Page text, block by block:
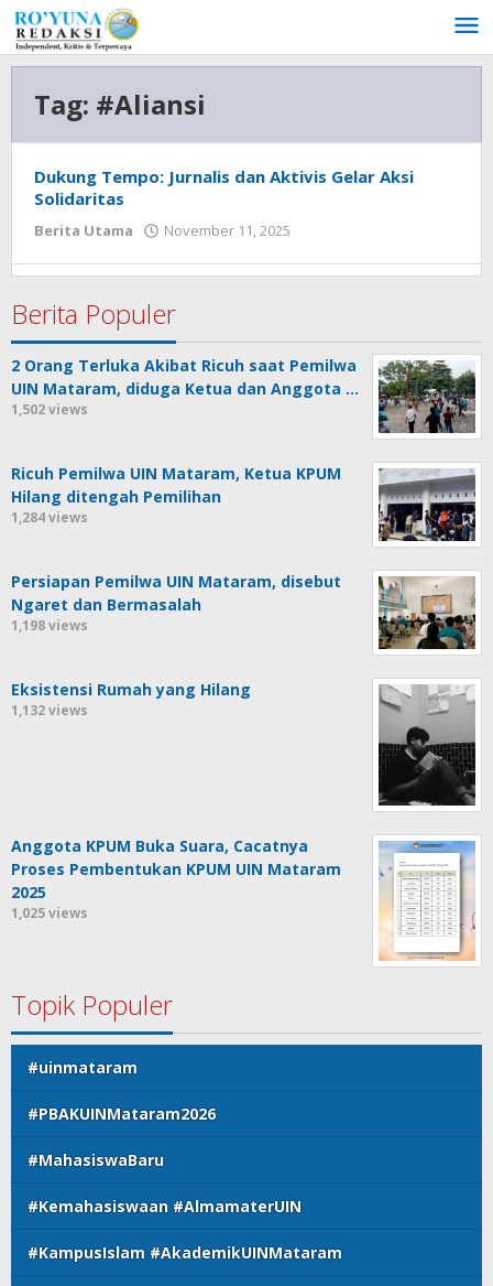
Lewati
ke
konten
Tag: #Aliansi
Dukung Tempo: Jurnalis dan Aktivis Gelar Aksi
Solidaritas
Berita Utama November 11, 2025
Berita Populer
2 Orang Terluka Akibat Ricuh saat Pemilwa
UIN Mataram, diduga Ketua dan Anggota …
1,502 views
Ricuh Pemilwa UIN Mataram, Ketua KPUM
Hilang ditengah Pemilihan
1,284 views
Persiapan Pemilwa UIN Mataram, disebut
Ngaret dan Bermasalah
1,198 views
Eksistensi Rumah yang Hilang
1,132 views
Anggota KPUM Buka Suara, Cacatnya
Proses Pembentukan KPUM UIN Mataram
2025
1,025 views
Topik Populer
#uinmataram
#PBAKUINMataram2026
#MahasiswaBaru
#Kemahasiswaan #AlmamaterUIN
#KampusIslam #AkademikUINMataram